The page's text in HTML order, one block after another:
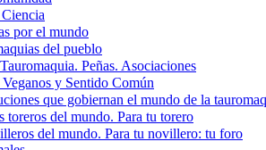
por el mundo
del pueblo
Peñas. Asociaciones
y Sentido Común
que gobiernan el mundo de la
del mundo. Para tu torero
del mundo. Para tu novillero: tu foro